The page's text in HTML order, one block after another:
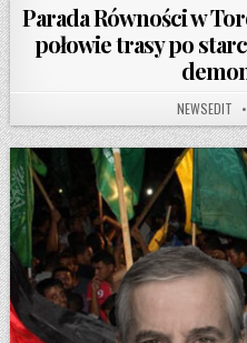
Parada Równości w
połowie trasy po
AUTHOR:
NEWSEDIT